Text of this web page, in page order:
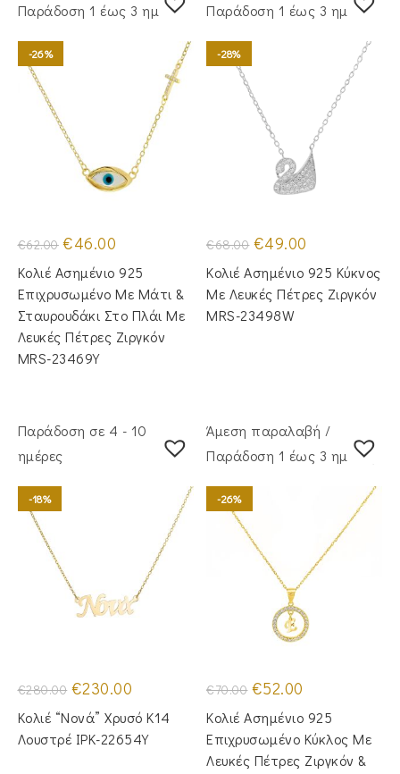
Παράδoση 1 έως 3 ημέρες
-26%
€62.00 Original
price
€62.00.
€46.00
τιμή
είναι:
€46.00.
Κολιέ Ασημένιο 925
Επιχρυσωμένο Με Μάτι &
Σταυρουδάκι Στο Πλάι Με
Λευκές Πέτρες Ζιργκόν
MRS-23469Y
Παράδoση 1 έως 3 ημέρες
-28%
€68.00 Original
price
€68.00.
€49.00
τιμή
είναι:
€49.00.
Κολιέ Ασημένιο 925 Κύκνος
Με Λευκές Πέτρες Ζιργκόν
MRS-23498W
Παράδοση σε 4 - 10
ημέρες
-18%
€280.00 Original
price
was:
€280.00.
€230.00
τιμή
είναι:
€230.00.
Κολιέ “Νονά” Χρυσό Κ14
Λουστρέ IPK-22654Y
Άμεση παραλαβή /
Παράδoση 1 έως 3 ημέρες
-26%
€70.00 Original
price
€70.00.
€52.00
τιμή
είναι:
€52.00.
Κολιέ Ασημένιο 925
Επιχρυσωμένο Κύκλος Με
Λευκές Πέτρες Ζιργκόν &